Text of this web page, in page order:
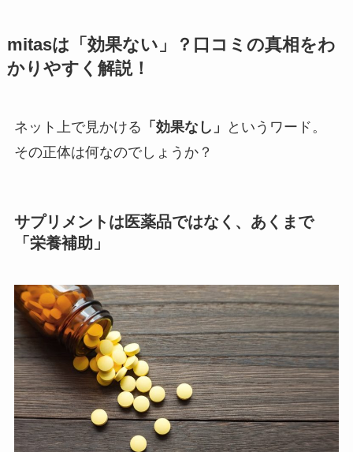
mitasは「効果ない」？口コミの真相をわ
かりやすく解説！
ネット上で見かける 「効果なし」
というワード。
その正体は何なのでしょうか？
サプリメントは医薬品ではなく、あくまで
「栄養補助」